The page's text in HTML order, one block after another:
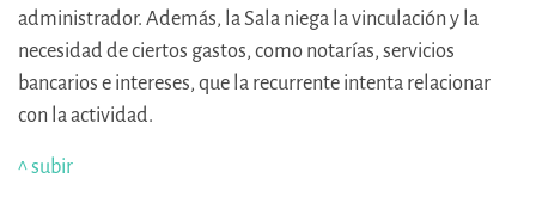
administrador. Además, la Sala niega la vinculación y la
necesidad de ciertos gastos, como notarías, servicios
bancarios e intereses, que la recurrente intenta relacionar
con la actividad.
^ subir